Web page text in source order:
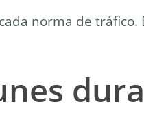
norma de tráfico.